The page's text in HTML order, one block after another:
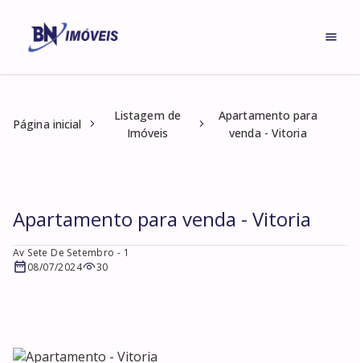
Página inicial
Listagem de
Imóveis
Apartamento para
venda - Vitoria
Apartamento para venda - Vitoria
Av Sete De Setembro - 1
08/07/2024
30